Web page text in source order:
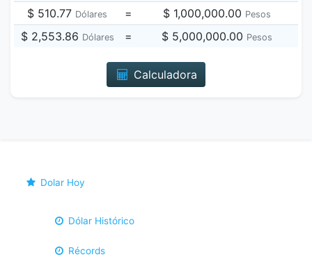
$ 510.77 Dólares = $ 1,000,000.00 Pesos
$ 2,553.86 Dólares = $ 5,000,000.00 Pesos
Calculadora
Dolar Hoy
Dólar Histórico
Récords